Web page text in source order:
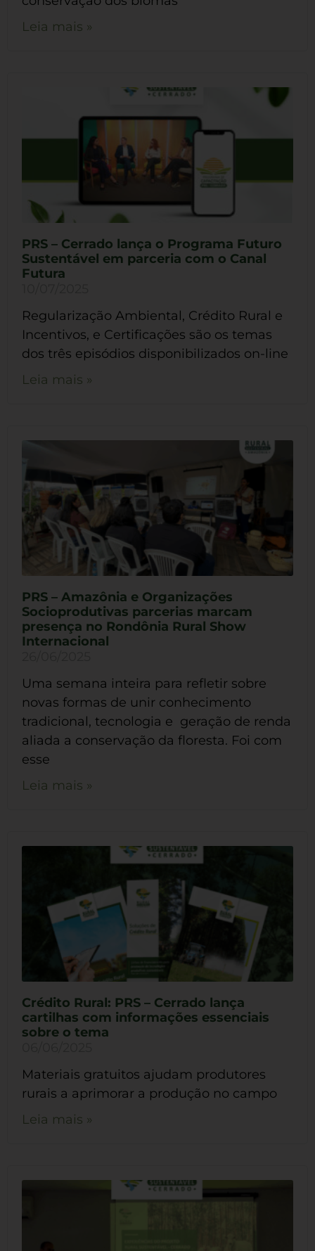
Leia mais »
PRS – Cerrado lança o Programa Futuro
Sustentável em parceria com o Canal
Futura
Regularização Ambiental, Crédito Rural e
Incentivos, e Certificações são os temas
dos três episódios disponibilizados on-line
Leia mais »
PRS – Amazônia e Organizações
Socioprodutivas parcerias marcam
presença no Rondônia Rural Show
Internacional
Uma semana inteira para refletir sobre
novas formas de unir conhecimento
tradicional, tecnologia e geração de renda
aliada a conservação da floresta. Foi com
esse
Leia mais »
Crédito Rural: PRS – Cerrado lança
cartilhas com informações essenciais
sobre o tema
Materiais gratuitos ajudam produtores
rurais a aprimorar a produção no campo
Leia mais »